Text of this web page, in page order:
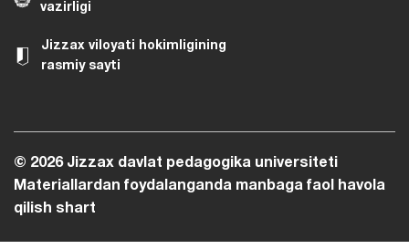
vazirligi
Jizzax viloyati hokimligining
rasmiy sayti
© 2026 Jizzax davlat pedagogika universiteti
Materiallardan foydalanganda manbaga faol havola
qilish shart